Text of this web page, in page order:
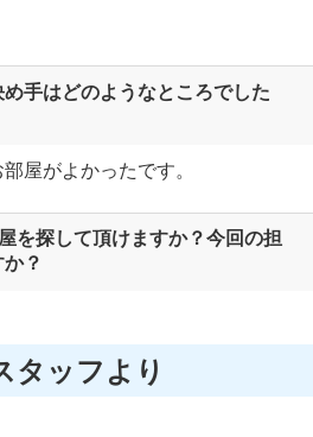
手はどのようなところでした
屋がよかったです。
を探して頂けますか？今回の担
？
タッフより